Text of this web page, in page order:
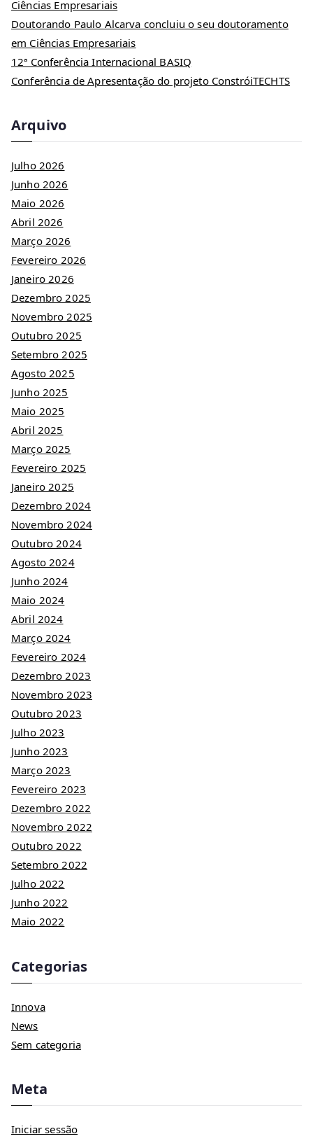
Ciências Empresariais
Doutorando Paulo Alcarva concluiu o seu doutoramento
em Ciências Empresariais
12ª Conferência Internacional BASIQ
Conferência de Apresentação do projeto ConstróiTECHTS
Arquivo
Julho 2026
Junho 2026
Maio 2026
Abril 2026
Março 2026
Fevereiro 2026
Janeiro 2026
Dezembro 2025
Novembro 2025
Outubro 2025
Setembro 2025
Agosto 2025
Junho 2025
Maio 2025
Abril 2025
Março 2025
Fevereiro 2025
Janeiro 2025
Dezembro 2024
Novembro 2024
Outubro 2024
Agosto 2024
Junho 2024
Maio 2024
Abril 2024
Março 2024
Fevereiro 2024
Dezembro 2023
Novembro 2023
Outubro 2023
Julho 2023
Junho 2023
Março 2023
Fevereiro 2023
Dezembro 2022
Novembro 2022
Outubro 2022
Setembro 2022
Julho 2022
Junho 2022
Maio 2022
Categorias
Innova
News
Sem categoria
Meta
Iniciar sessão